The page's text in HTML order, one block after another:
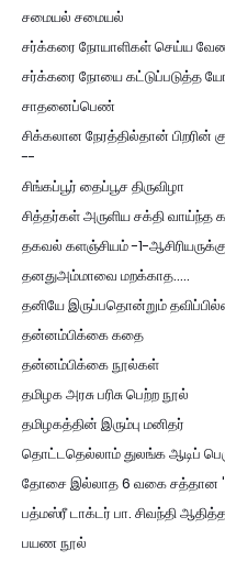
சமையல் சமையல்
சர்க்கரை நோயாளிகள் செய்ய
சர்க்கரை நோயை கட்டுப்படுத்த
சாதனைப்பெண்
சிக்கலான நேரத்தில்தான் பிறரின்
--
சிங்கப்பூர் தைப்பூச திருவிழா
சித்தர்கள் அருளிய சக்தி வாய்ந்த
தகவல் களஞ்சியம் -1-
தனதுஅம்மாவை மறக்காத.....
தனியே இருப்பதொன்றும்
தன்னம்பிக்கை கதை
தன்னம்பிக்கை நூல்கள்
தமிழக அரசு பரிசு பெற்ற நூல்
தமிழகத்தின் இரும்பு மனிதர்
தொட்டதெல்லாம் துலங்க ஆடிப்
தோசை இல்லாத 6 வகை சத்தான
பத்மஸ்ரீ டாக்டர் பா. சிவந்தி
பயண நூல்